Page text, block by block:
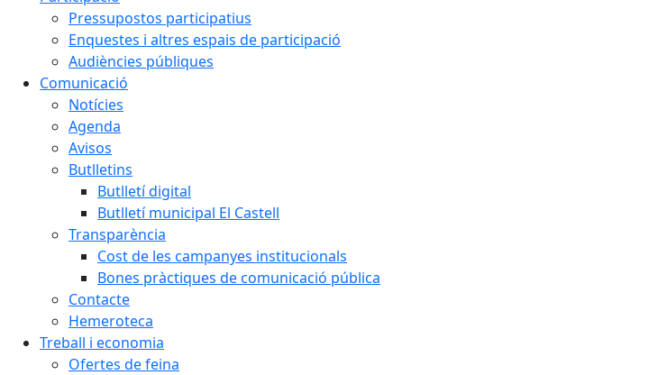
Pressupostos participatius
Enquestes i altres espais de participació
Audiències públiques
Comunicació
Notícies
Agenda
Avisos
Butlletins
Butlletí digital
Butlletí municipal El Castell
Transparència
Cost de les campanyes institucionals
Bones pràctiques de comunicació pública
Contacte
Hemeroteca
Treball i economia
Ofertes de feina